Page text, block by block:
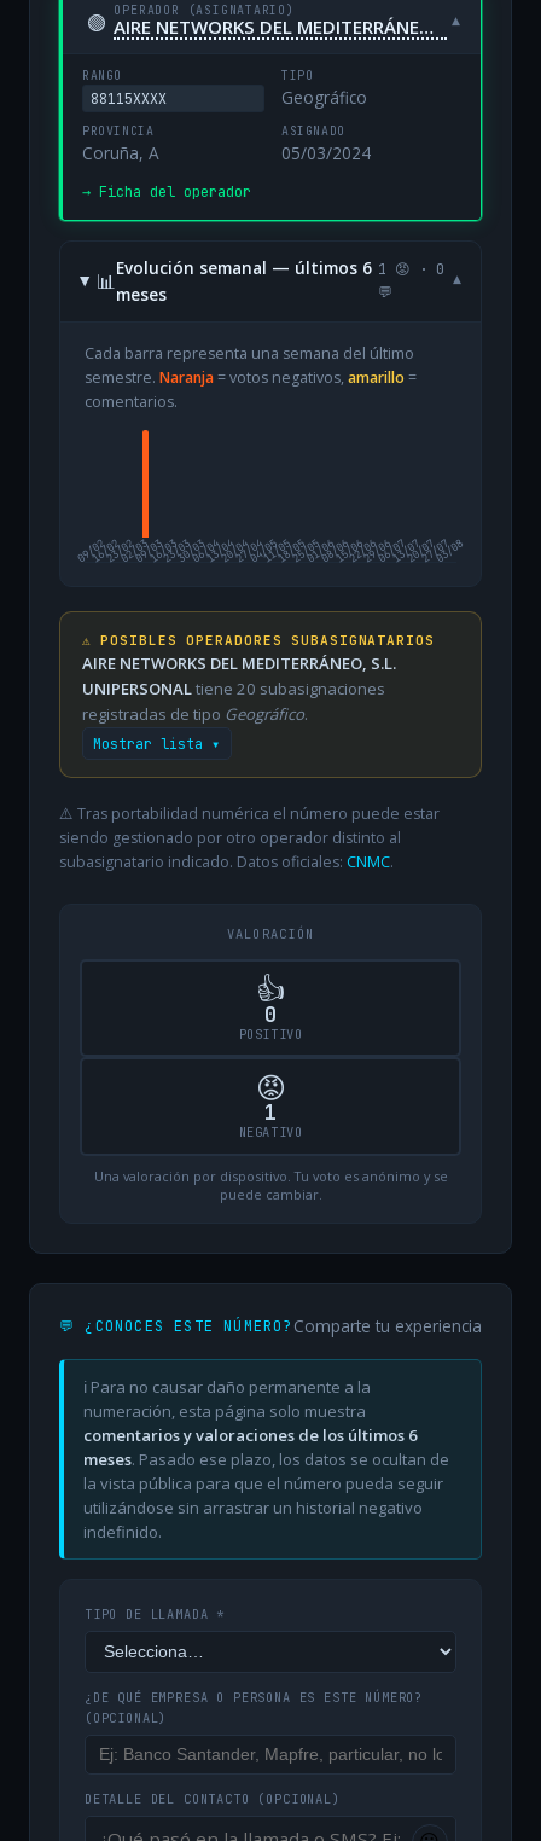
🟢 OPERADOR (ASIGNATARIO)
AIRE NETWORKS DEL MEDITERRÁNEO, S.L. UNIPERSONAL ▾
RANGO
88115XXXX
TIPO
Geográfico
PROVINCIA
Coruña, A
ASIGNADO
05/03/2024
→ Ficha del operador
📊
Evolución semanal — últimos 6
meses
1 😡 · 0
💬
▾
Cada barra representa una semana del último
semestre. Naranja= votos negativos, amarillo =
comentarios.
09/02
16/0223/0202/0309/0316/0323/0330/0306/0413/0420/0427/0404/0511/0518/0525/0501/0608/0615/0622/0629/0606/0713/0720/0727/07
03/08
⚠️ POSIBLES OPERADORES SUBASIGNATARIOS
AIRE NETWORKS DEL MEDITERRÁNEO, S.L.
UNIPERSONALtiene 20 subasignaciones
registradas de tipo Geográfico.
Mostrar lista ▾
⚠️ Tras portabilidad numérica el número puede estar
siendo gestionado por otro operador distinto al
subasignatario indicado. Datos oficiales: CNMC.
VALORACIÓN
👍
0
POSITIVO
😡
1
NEGATIVO
Una valoración por dispositivo. Tu voto es anónimo y se
puede cambiar.
💬 ¿CONOCES ESTE NÚMERO? Comparte tu experiencia
ℹ️ Para no causar daño permanente a la
numeración, esta página solo muestra
comentarios y valoraciones de los últimos 6
meses. Pasado ese plazo, los datos se ocultan de
la vista pública para que el número pueda seguir
utilizándose sin arrastrar un historial negativo
indefinido.
TIPO DE LLAMADA *
¿DE QUÉ EMPRESA O PERSONA ES ESTE NÚMERO?
(OPCIONAL)
DETALLE DEL CONTACTO (OPCIONAL)